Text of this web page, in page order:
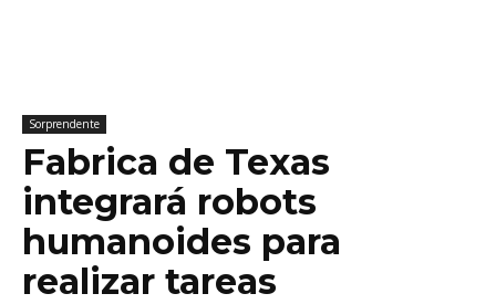
Sorprendente
Fabrica de Texas
integrará robots
humanoides para
realizar tareas